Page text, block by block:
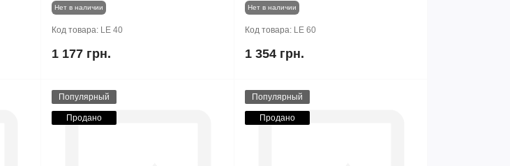
Нет в наличии
Код товара: LE 40
1 177 грн.
Нет в наличии
Код товара: LE 60
1 354 грн.
Популярный
Продано
Популярный
Продано